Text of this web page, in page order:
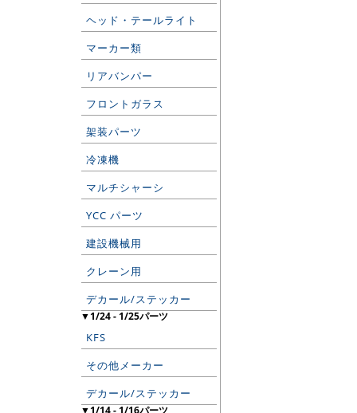
ヘッド・テールライト
マーカー類
リアバンパー
フロントガラス
架装パーツ
冷凍機
マルチシャーシ
YCC パーツ
建設機械用
クレーン用
デカール/ステッカー
▼1/24 - 1/25パーツ
KFS
その他メーカー
デカール/ステッカー
▼1/14 - 1/16パーツ